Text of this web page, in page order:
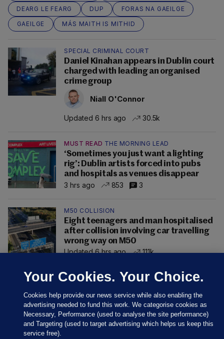
DEARG LE FEARG
DUP
FORAS NA GAEILGE
GAEILGE
MÁS MAITH IS MITHID
SPECIAL CRIMINAL COURT
Daniel Kinahan appears in Dublin court
charged with leading an organised
crime group
Niall O'Connor
Updated 6 hrs ago 30.5k
MUST READ THE MORNING LEAD
‘Sometimes you just want a lighting
rig’: Dublin artists forced into pubs
and hospitals as venues disappear
3 hrs ago
853 3
M50 COLLISION
Eight teenagers and man hospitalised
after collision involving car travelling
wrong way on M50
Updated 6 hrs ago
111k
Your Cookies. Your Choice.
Cookies help provide our news service while also enabling the
advertising needed to fund this work. We categorise cookies as
Necessary, Performance (used to analyse the site performance)
and Targeting (used to target advertising which helps us keep this
service free).